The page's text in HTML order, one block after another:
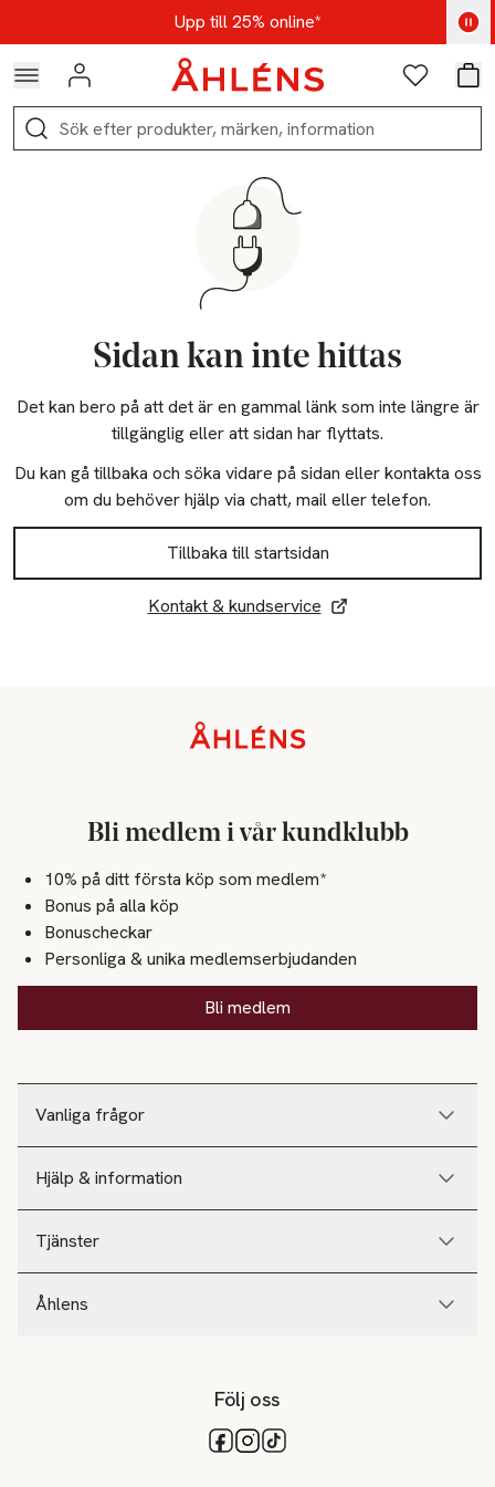
Hoppa till navigationsmenynUpp till 25% online*
Kod: AUG25 - Shoppa nu
Logga in Favoriter
Sök
Sidan kan inte hittas
Det kan bero på att det är en gammal länk som inte längre är
tillgänglig eller att sidan har flyttats.
Du kan gå tillbaka och söka vidare på sidan eller kontakta oss
om du behöver hjälp via chatt, mail eller telefon.
Tillbaka till startsidan
Kontakt & kundservice
Vanliga frågor
Hjälp & information
Tjänster
Åhlens
Bli medlem i vår kundklubb
10% på ditt första köp som medlem*
Bonus på alla köp
Bonuscheckar
Personliga & unika medlemserbjudanden
Bli medlem
Följ oss